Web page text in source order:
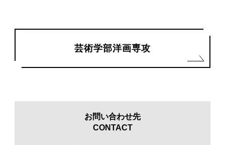
芸術学部洋画専攻
お問い合わせ先
CONTACT